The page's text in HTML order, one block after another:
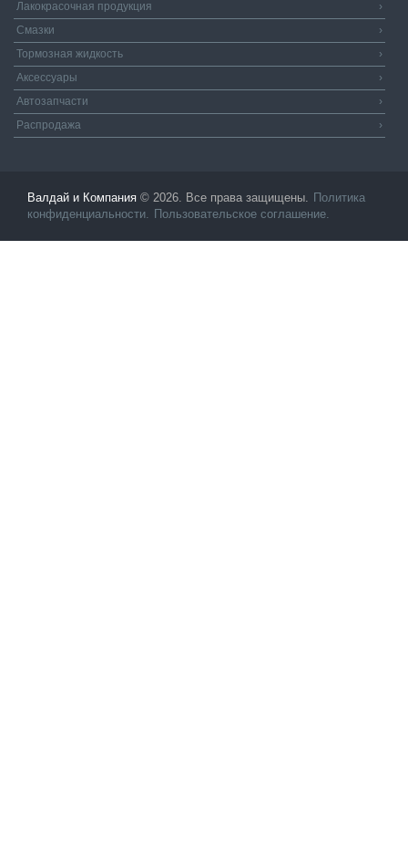
Лакокрасочная продукция
›
Смазки
›
Тормозная жидкость
›
Аксессуары
›
Автозапчасти
›
Распродажа
›
Валдай и Компания © 2026. Все права защищены. Политика
конфиденциальности. Пользовательское соглашение.